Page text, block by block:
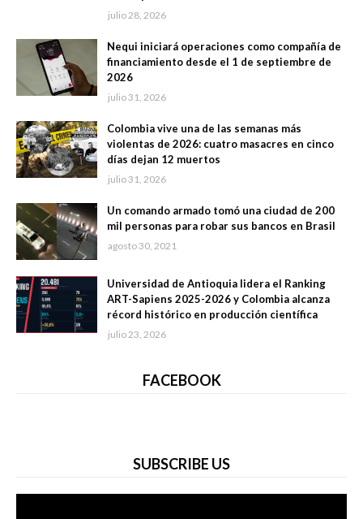
julio 28, 2026
Nequi iniciará operaciones como compañía de
financiamiento desde el 1 de septiembre de
2026
julio 31, 2026
Colombia vive una de las semanas más
violentas de 2026: cuatro masacres en cinco
días dejan 12 muertos
julio 31, 2026
Un comando armado tomó una ciudad de 200
mil personas para robar sus bancos en Brasil
agosto 30, 2021
Universidad de Antioquia lidera el Ranking
ART-Sapiens 2025-2026 y Colombia alcanza
récord histórico en producción científica
julio 23, 2026
FACEBOOK
SUBSCRIBE US